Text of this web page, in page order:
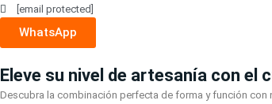
[email protected]
WhatsApp
Eleve su nivel de artesanía con el
Descubra la combinación perfecta de forma y función